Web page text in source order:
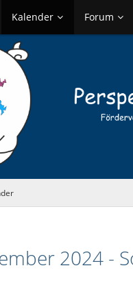
Kalender Forum
2024 -